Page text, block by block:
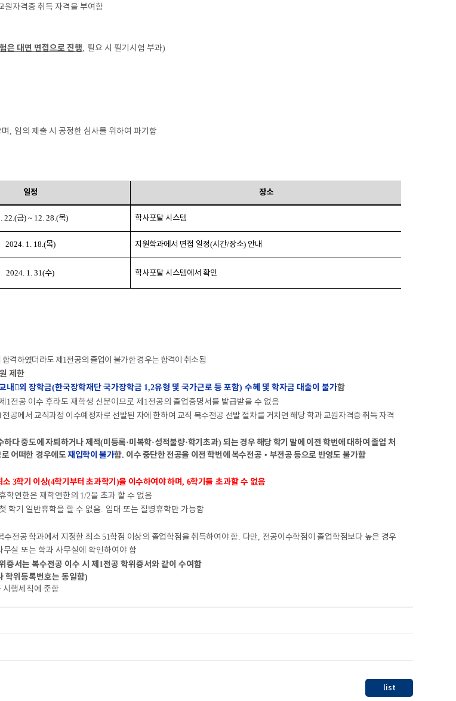
원자격증 취득 자격을 부여함
은 대면 면접으로 진행 필요 시 필기시험 부과)
, 임의 제출 시 공정한 심사를 위하여 파기함
일정 장소
22.(금) ~ 12. 28.(목) 학사포탈 시스템
2024. 1. 18.(목) 지원학과에서 면접 일정(시간/장소) 안내
2024. 1. 31(수) 학사포탈 시스템에서 확인
격하였더라도 제 1 전공의 졸업이 불가한 경우는 합격이 취소됨
제한
내 외 장학금(한국장학재단 국가장학금 1,2유형 및 국가근로 등 포함) 수혜 및 학자금 대출이 불가함
1 전공 이수 후라도 재학생 신분이므로 제 1 전공의 졸업증명서를 발급받을 수 없음
전공에서 교직과정 이수예정자로 선발된 자에 한하여 교직 복수전공 선발 절차를 거치면 해당 학과 교원자격증 취득 자격
하다 중도에 자퇴하거나 제적(미등록·미복학·성적불량·학기초과) 되는 경우 해당 학기 말에 이전 학번에 대하여 졸업 처
어떠한 경우에도재입학이 불가함. 이수 중단한 전공을 이전 학번에 복수전공 ‧ 부전공 등으로 반영도 불가함
소 3학기 이상(4학기부터 초과학기 )을 이수하여야 하며, 6학기를 초과할 수 없음
학연한은 재학연한의 1/2을 초과 할 수 없음
학기 일반휴학을 할 수 없음. 입대 또는 질병휴학만 가능함
수전공 학과에서 지정한 최소51학점 이상의 졸업학점을 취득하여야 함. 다만, 전공이수학점이 졸업학점보다 높은 경우
무실 또는 학과 사무실에 확인하여야 함
증서는 복수전공 이수 시 제 1 전공 학위증서와 같이 수여함
학위등록번호는 동일함)
시행세칙에 준함
list